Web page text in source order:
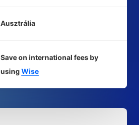
Ausztrália
Save on international fees by
using Wise